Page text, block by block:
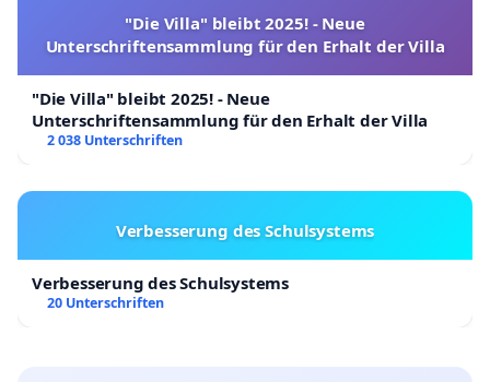
"Die Villa" bleibt 2025! - Neue
Unterschriftensammlung für den Erhalt der Villa
"Die Villa" bleibt 2025! - Neue
Unterschriftensammlung für den Erhalt der Villa
2 038 Unterschriften
Verbesserung des Schulsystems
Verbesserung des Schulsystems
20 Unterschriften